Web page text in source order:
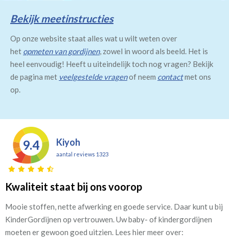
Bekijk meetinstructies
Op onze website staat alles wat u wilt weten over
het opmeten van gordijnen, zowel in woord als beeld. Het is
heel eenvoudig! Heeft u uiteindelijk toch nog vragen? Bekijk
de pagina met veelgestelde vragenof neem contactmet ons
op.
9.4 Kiyoh
aantal reviews 1323
Kwaliteit staat bij ons voorop
Mooie stoffen, nette afwerking en goede service. Daar kunt u bij
KinderGordijnen op vertrouwen. Uw baby- of kindergordijnen
moeten er gewoon goed uitzien. Lees hier meer over: